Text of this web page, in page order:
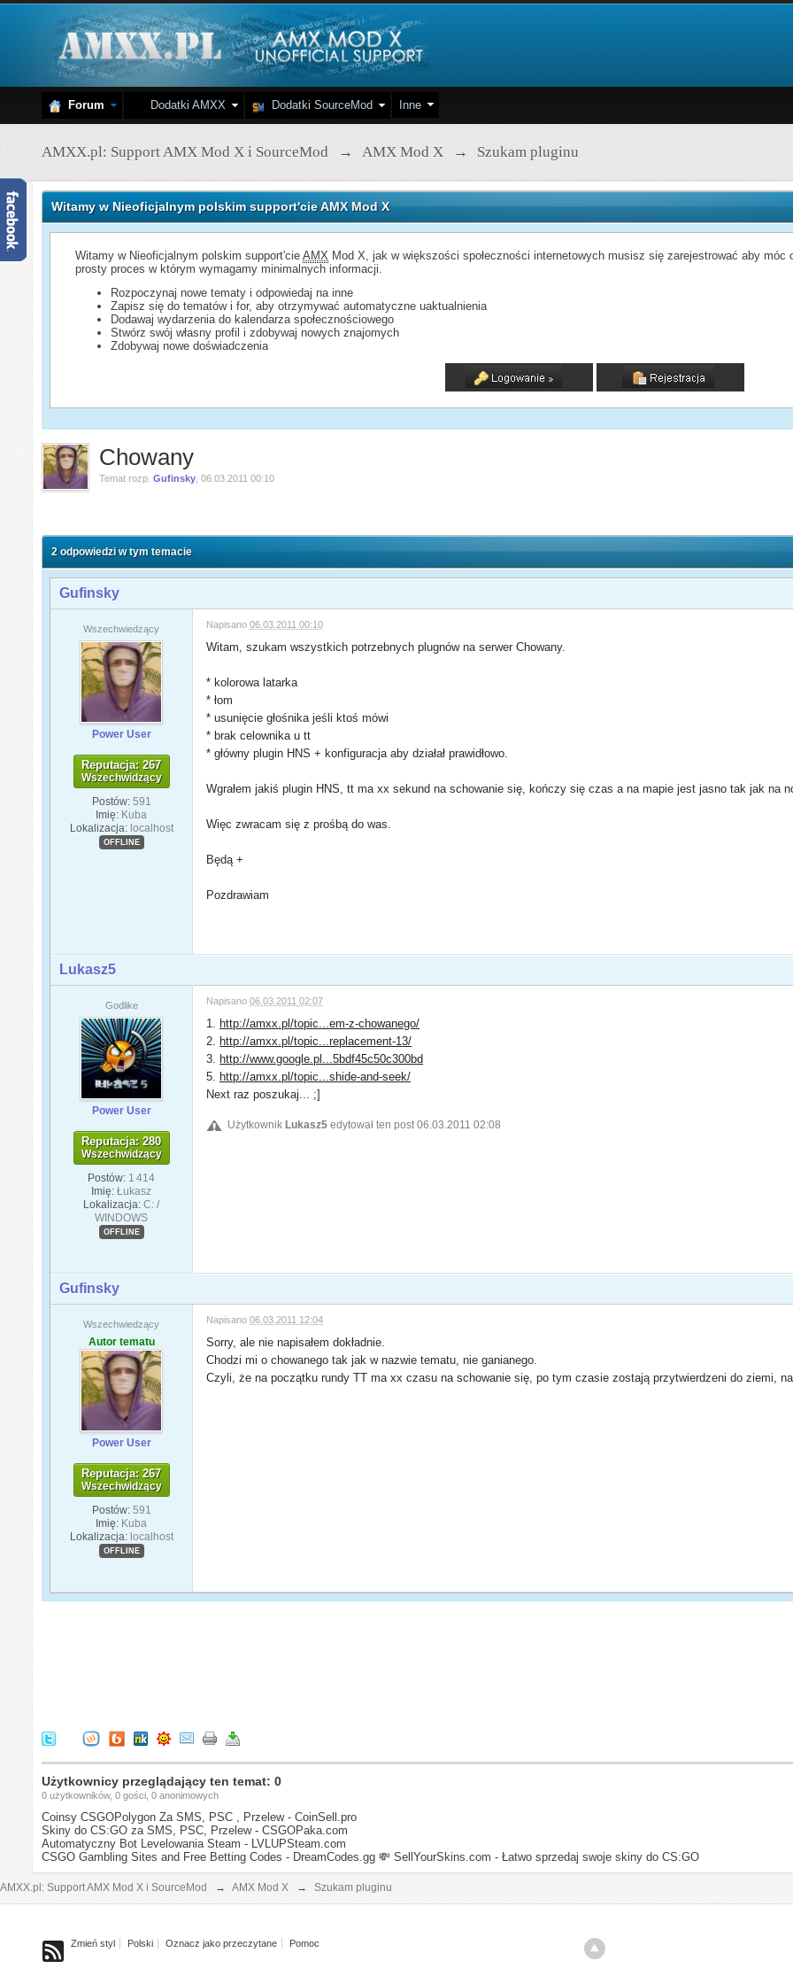
Forum Dodatki AMXX Dodatki SourceMod Inne
AMXX.pl: Support AMX Mod X i SourceMod → AMX Mod X → Szukam pluginu
Witamy w Nieoficjalnym polskim support'cie AMX Mod X
Witamy w Nieoficjalnym polskim support'cieAMX Mod X, jak w większości społeczności internetowych musisz się zarejestrować aby
prosty proces w którym wymagamy minimalnych informacji.
Rozpoczynaj nowe tematy i odpowiedaj na inne
Zapisz się do tematów i for, aby otrzymywać automatyczne uaktualnienia
Dodawaj wydarzenia do kalendarza społecznościowego
Stwórz swój własny profil i zdobywaj nowych znajomych
Zdobywaj nowe doświadczenia
Chowany
Temat rozp.Gufinsky ,06.03.2011 00:10
2 odpowiedzi w tym temacie
Gufinsky
Wszechwiedzący
Power User
Reputacja: 267
Wszechwidzący
Postów: 591
Imię: Kuba
Lokalizacja: localhost
OFFLINE
Napisano06.03.2011 00:10
Witam, szukam wszystkich potrzebnych plugnów na serwer Chowany.
* kolorowa latarka
* łom
* usunięcie głośnika jeśli ktoś mówi
* brak celownika u tt
* główny plugin HNS + konfiguracja aby działał prawidłowo.
Wgrałem jakiś plugin HNS, tt ma xx sekund na schowanie się, kończy się czas a na mapie jest jasno tak jak na
Więc zwracam się z prośbą do was.
Będą +
Pozdrawiam
Lukasz5
Godlike
Power User
Reputacja: 280
Wszechwidzący
Postów: 1 414
Imię: Łukasz
Lokalizacja: C: /
WINDOWS
OFFLINE
Napisano06.03.2011 02:07
1. http://amxx.pl/topic...em-z-chowanego/
2. http://amxx.pl/topic...replacement-13/
3. http://www.google.pl...5bdf45c50c300bd
5. http://amxx.pl/topic...shide-and-seek/
Next raz poszukaj... ;]
UżytkownikLukasz5 edytował ten post 06.03.2011 02:08
Gufinsky
Wszechwiedzący
Autor tematu
Power User
Reputacja: 267
Wszechwidzący
Postów: 591
Imię: Kuba
Lokalizacja: localhost
OFFLINE
Napisano06.03.2011 12:04
Sorry, ale nie napisałem dokładnie.
Chodzi mi o chowanego tak jak w nazwie tematu, nie ganianego.
Czyli, że na początku rundy TT ma xx czasu na schowanie się, po tym czasie zostają przytwierdzeni do ziemi,
Użytkownicy przeglądający ten temat: 0
0 użytkowników, 0 gości, 0 anonimowych
Coinsy CSGOPolygon Za SMS, PSC , Przelew - CoinSell.pro
Skiny do CS:GO za SMS, PSC, Przelew - CSGOPaka.com
Automatyczny Bot Levelowania Steam - LVLUPSteam.com
CSGO Gambling Sites and Free Betting Codes - DreamCodes.gg 💸 SellYourSkins.com - Łatwo sprzedaj swoje skiny do CS:GO
AMXX.pl: Support AMX Mod X i SourceMod → AMX Mod X → Szukam pluginu
Zmień styl Polski Oznacz jako przeczytane Pomoc